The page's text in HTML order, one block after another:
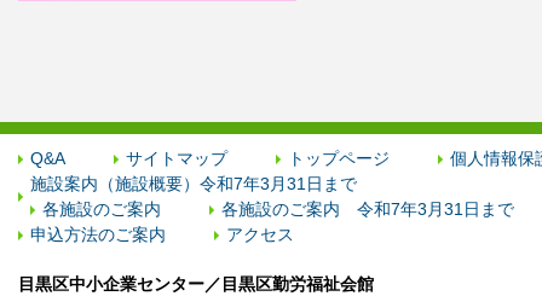
Q&A サイトマップ トップページ
個人情報保
施設案内（施設概要）令和7年3月31日まで
各施設のご案内
各施設のご案内 令和7年3月31日まで
申込方法のご案内
アクセス
目黒区中小企業センター／目黒区勤労福祉会館